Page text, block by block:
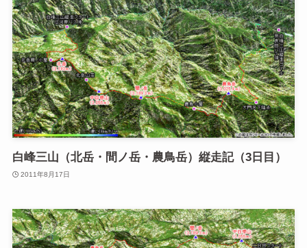
白峰三山（北岳・間ノ岳・農鳥岳）縦走記（3日目）
2011年8月17日